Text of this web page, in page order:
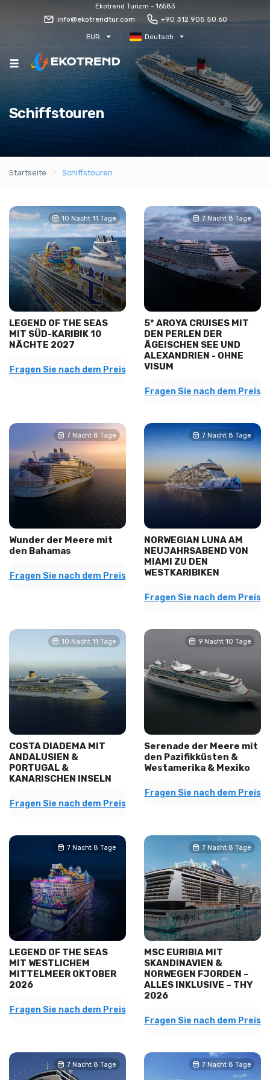
Ekotrend Turizm - 16583
info@ekotrendtur.com +90 312 905 50 60
EUR Deutsch
Schiffstouren
Startseite Schiffstouren
10 Nacht 11 Tage
LEGEND OF THE SEAS
MIT SÜD-KARIBIK 10
NÄCHTE 2027
Fragen Sie nach dem Preis
7 Nacht 8 Tage
5* AROYA CRUISES MIT
DEN PERLEN DER
ÄGEISCHEN SEE UND
ALEXANDRIEN - OHNE
VISUM
Fragen Sie nach dem Preis
7 Nacht 8 Tage
Wunder der Meere mit
den Bahamas
Fragen Sie nach dem Preis
7 Nacht 8 Tage
NORWEGIAN LUNA AM
NEUJAHRSABEND VON
MIAMI ZU DEN
WESTKARIBIKEN
Fragen Sie nach dem Preis
10 Nacht 11 Tage
COSTA DIADEMA MIT
ANDALUSIEN &
PORTUGAL &
KANARISCHEN INSELN
Fragen Sie nach dem Preis
9 Nacht 10 Tage
Serenade der Meere mit
den Pazifikküsten &
Westamerika & Mexiko
Fragen Sie nach dem Preis
7 Nacht 8 Tage
LEGEND OF THE SEAS
MIT WESTLICHEM
MITTELMEER OKTOBER
2026
Fragen Sie nach dem Preis
7 Nacht 8 Tage
MSC EURIBIA MIT
SKANDINAVIEN &
NORWEGEN FJORDEN –
ALLES INKLUSIVE – THY
2026
Fragen Sie nach dem Preis
7 Nacht 8 Tage 7 Nacht 8 Tage